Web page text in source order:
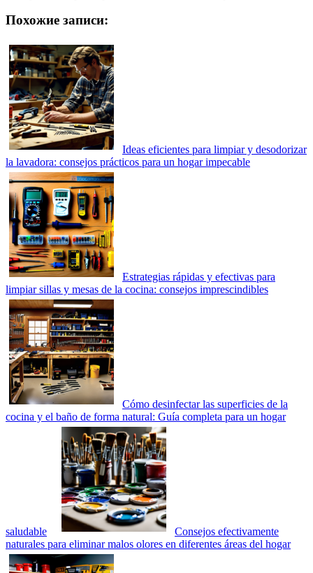
Похожие записи:
Ideas eficientes para limpiar y desodorizar
la lavadora: consejos prácticos para un hogar impecable
Estrategias rápidas y efectivas para
limpiar sillas y mesas de la cocina: consejos imprescindibles
Cómo desinfectar las superficies de la
cocina y el baño de forma natural: Guía completa para un hogar
saludable
Consejos efectivamente
naturales para eliminar malos olores en diferentes áreas del hogar